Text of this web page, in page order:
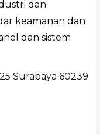
dan
keamanan dan
dan sistem
Surabaya 60239